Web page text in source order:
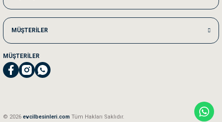
MÜŞTERİLER
MÜŞTERİLER
© 2026 evcilbesinleri.com Tüm Hakları Saklıdır.